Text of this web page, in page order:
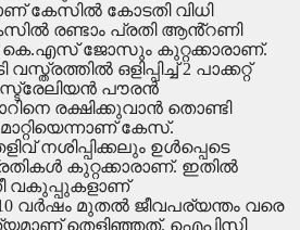
കേസിൽ കോടതി വിധി
രണ്ടാം പ്രതി ആൻ്റണി
കെ.എസ് ജോസും കുറ്റക്കാരാണ്.
ഒളിപ്പിച്ച് 2 പാക്കറ്റ്
പൗരൻ
രക്ഷിക്കുവാൻ തൊണ്ടി
കേസ്.
നശിപ്പിക്കലും ഉൾപ്പെടെ
കുറ്റക്കാരാണ്. ഇതിൽ
വകുപ്പുകളാണ്
വർഷം മുതൽ ജീവപര്യന്തം വരെ
തെളിഞ്ഞത്. ഐപിസി